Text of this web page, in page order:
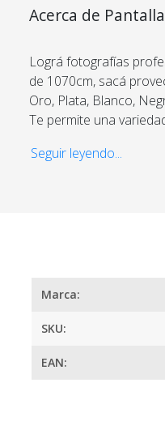
Acerca de
Lográ fotografías
de 1070cm, sacá
Oro, Plata, Blanco,
Te permite una
Elaborado con un
Seguir leyendo...
Marca:
SKU:
EAN:
Cumplimos con los más altos
trayectoria.